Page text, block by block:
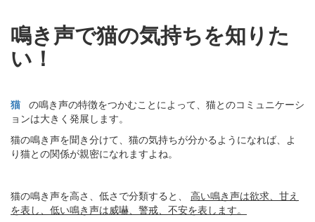
鳴き声で猫の気持ちを知りた
い！
猫 の鳴き声の特徴をつかむことによって、猫とのコミュニケーシ
ョンは大きく発展します。
猫の鳴き声を聞き分けて、猫の気持ちが分かるようになれば、よ
り猫との関係が親密になれますよね。
猫の鳴き声を高さ、低さで分類すると、 高い鳴き声は欲求、甘え
を表し、低い鳴き声は威嚇、警戒、不安を表します。